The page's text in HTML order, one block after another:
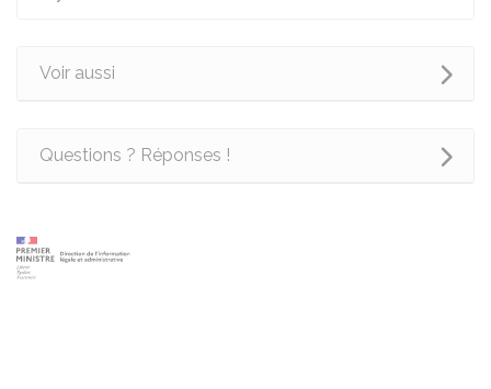
Voir aussi
Questions ? Réponses !